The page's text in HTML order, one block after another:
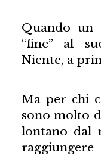
Quando un
“fine” al
Niente, a
Ma per chi
sono molto
lontano dal